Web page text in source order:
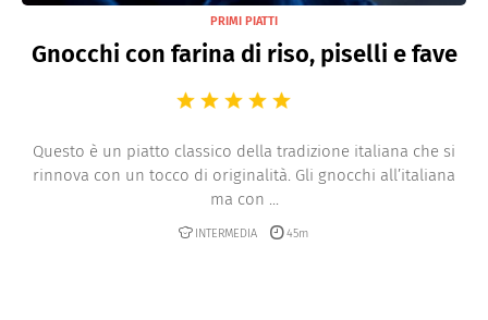
PRIMI PIATTI
Gnocchi con farina di riso, piselli e fave
Questo è un piatto classico della tradizione italiana che si
rinnova con un tocco di originalità. Gli gnocchi all’italiana
ma con ...
INTERMEDIA 45m